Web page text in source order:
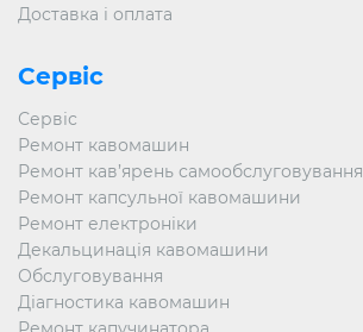
Доставка і оплата
Сервіс
Сервіс
Ремонт кавомашин
Ремонт кав’ярень самообслуговування
Ремонт капсульної кавомашини
Ремонт електроніки
Декальцинація кавомашини
Обслуговування
Діагностика кавомашин